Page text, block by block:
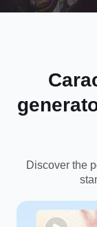
Discover the